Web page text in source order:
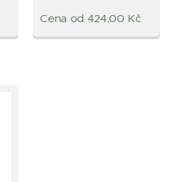
Cena od 424,00 Kč